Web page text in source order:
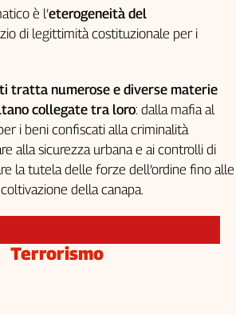
è l’eterogeneità del
di legittimità costituzionale per i
tratta numerose e diverse materie
collegate tra loro: dalla mafia al
i beni confiscati alla criminalità
alla sicurezza urbana e ai controlli di
la tutela delle forze dell’ordine fino alle
della canapa.
Terrorismo